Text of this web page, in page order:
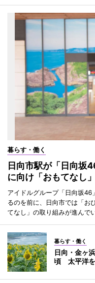
暮らす・働く
日向市駅が「日向坂
に向け「おもてなし
アイドルグループ「日向坂
るのを前に、日向市では「お
てなし」の取り組みが進んでい
暮らす・働く
日向・金ヶ
頃 太平洋を